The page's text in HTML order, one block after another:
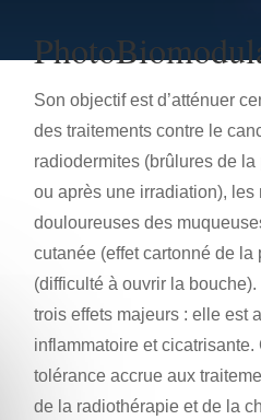
Son objectif est d’atténuer
des traitements contre le
radiodermites (brûlures de
ou après une irradiation),
douloureuses des
cutanée (effet cartonné de la
(difficulté à ouvrir la
trois effets majeurs : elle est
inflammatoire et
tolérance accrue aux
de la radiothérapie et de la